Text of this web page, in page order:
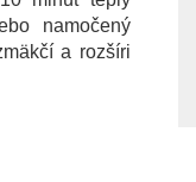
namočený
a rozšíri